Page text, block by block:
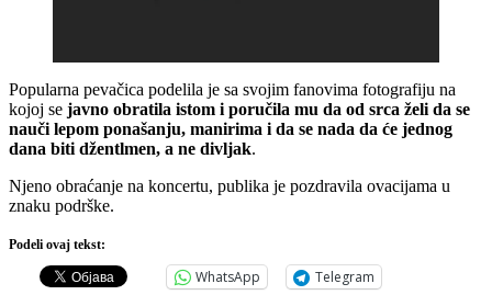
Popularna pevačica podelila je sa svojim fanovima fotografiju na
kojoj se javno obratila istom i poručila mu da od srca želi da se
nauči lepom ponašanju, manirima i da se nada da će jednog
dana biti džentlmen, a ne divljak.
Njeno obraćanje na koncertu, publika je pozdravila ovacijama u
znaku podrške.
Podeli ovaj tekst:
WhatsApp Telegram